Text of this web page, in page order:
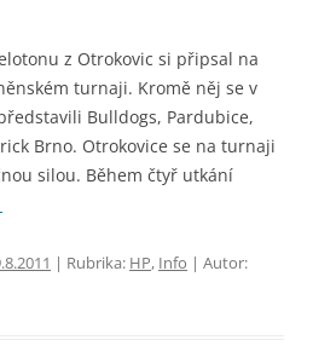
z Otrokovic si připsal na
turnaji. Kromě něj se v
Bulldogs, Pardubice,
Brno. Otrokovice se na turnaji
silou. Během čtyř utkání
| Rubrika: HP, Info | Autor: